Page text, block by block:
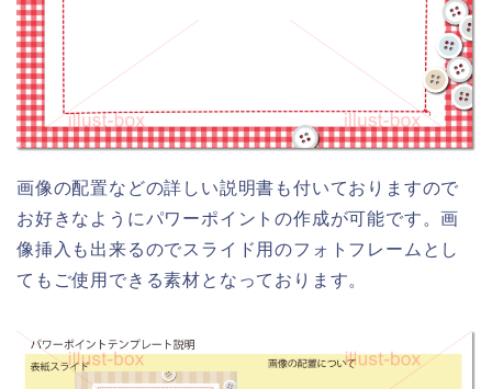
画像の配置などの詳しい説明書も付いておりますので
お好きなようにパワーポイントの作成が可能です。画
像挿入も出来るのでスライド用のフォトフレームとし
てもご使用できる素材となっております。